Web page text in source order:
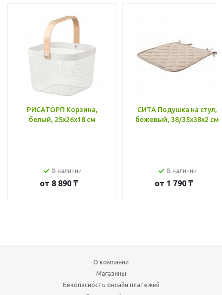
РИСАТОРП Корзина,
белый, 25x26x18 см
В наличии
от 8 890 ₸
СИТА Подушка на стул,
бежевый, 38/35x38x2 см
В наличии
от 1 790 ₸
О компании
Магазины
Безопасность онлайн платежей